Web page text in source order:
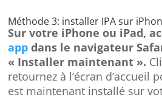
Méthode 3: installer IPA sur
Sur votre iPhone ou iPad,
app dans le navigateur
« Installer maintenant ».
retournez à l’écran d’accueil
est maintenant installé sur